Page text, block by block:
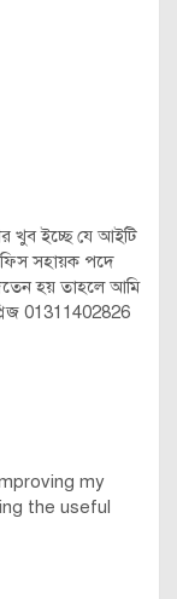
খুব ই‌চ্ছে যে আ‌ই‌টি
সহায়ক প‌দে
হয় তাহ‌লে আ‌মি
01311402826
my
the useful